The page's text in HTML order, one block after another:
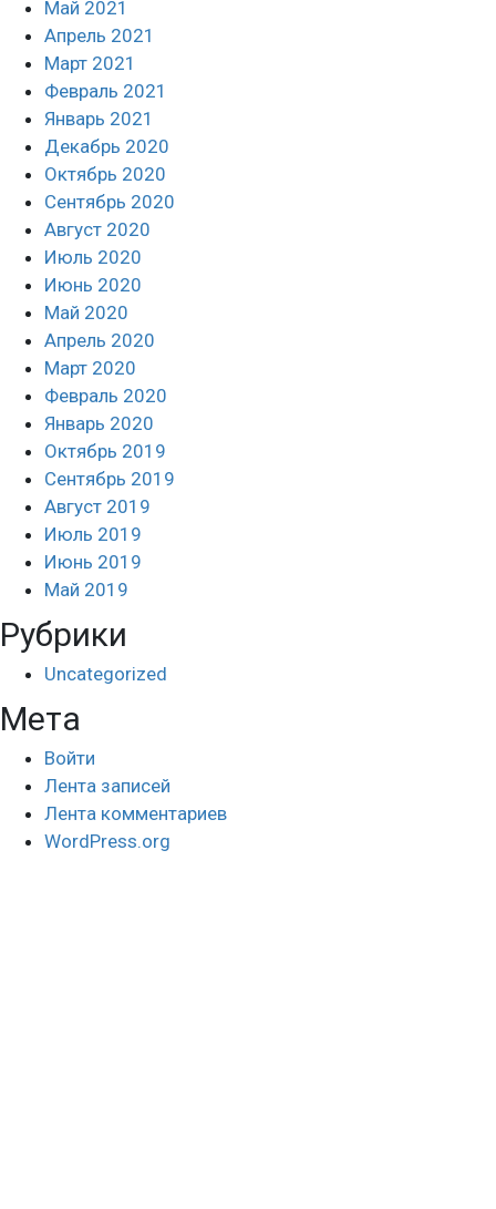
Май 2021
Апрель 2021
Март 2021
Февраль 2021
Январь 2021
Декабрь 2020
Октябрь 2020
Сентябрь 2020
Август 2020
Июль 2020
Июнь 2020
Май 2020
Апрель 2020
Март 2020
Февраль 2020
Январь 2020
Октябрь 2019
Сентябрь 2019
Август 2019
Июль 2019
Июнь 2019
Май 2019
Рубрики
Uncategorized
Мета
Войти
Лента записей
Лента комментариев
WordPress.org